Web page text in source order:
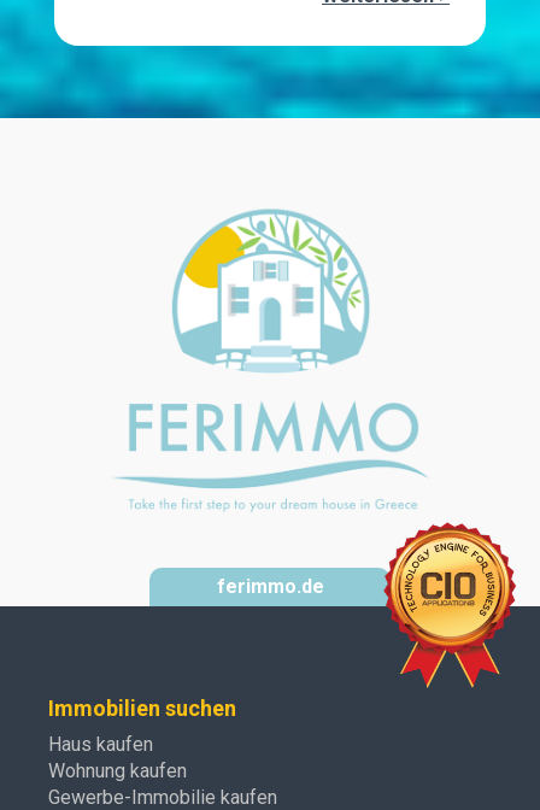
ferimmo.de
Immobilien suchen
Haus kaufen
Wohnung kaufen
Gewerbe-Immobilie kaufen